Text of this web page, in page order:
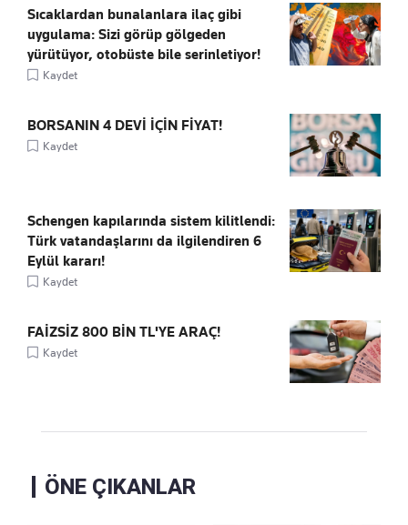
Sıcaklardan bunalanlara ilaç gibi
uygulama: Sizi görüp gölgeden
yürütüyor, otobüste bile serinletiyor!
Kaydet
BORSANIN 4 DEVİ İÇİN FİYAT!
Kaydet
Schengen kapılarında sistem kilitlendi:
Türk vatandaşlarını da ilgilendiren 6
Eylül kararı!
Kaydet
FAİZSİZ 800 BİN TL'YE ARAÇ!
Kaydet
ÖNE ÇIKANLAR